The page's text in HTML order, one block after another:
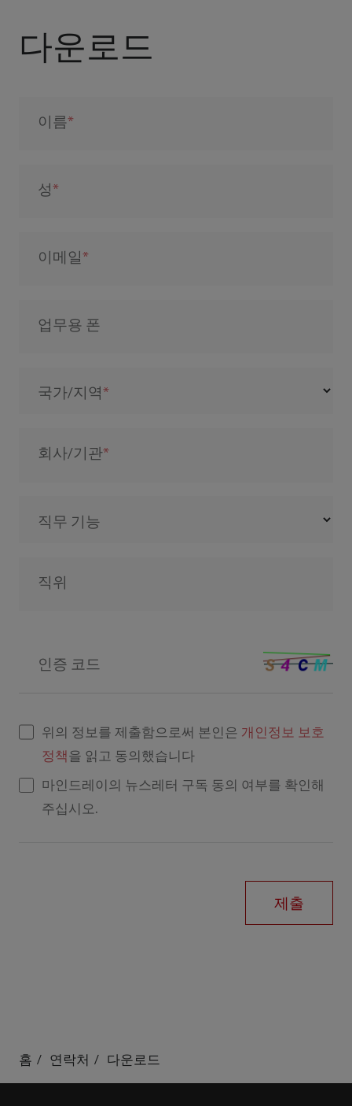
다운로드
이름
성
이메일
업무용 폰
국가/지역
회사/기관
직무 기능
직위
인증 코드
위의 정보를 제출함으로써 본인은 개인정보 보호
정책을 읽고 동의했습니다
마인드레이의 뉴스레터 구독 동의 여부를 확인해
주십시오.
제출
홈 연락처 다운로드